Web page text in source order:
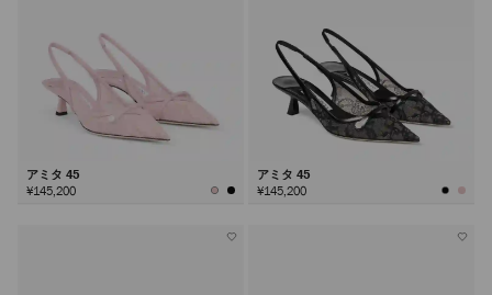
アミタ 45
¥145,200
アミタ 45
¥145,200